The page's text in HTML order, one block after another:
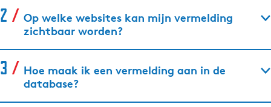
Op welke websites kan mijn vermelding
zichtbaar worden?
Hoe maak ik een vermelding aan in de
database?